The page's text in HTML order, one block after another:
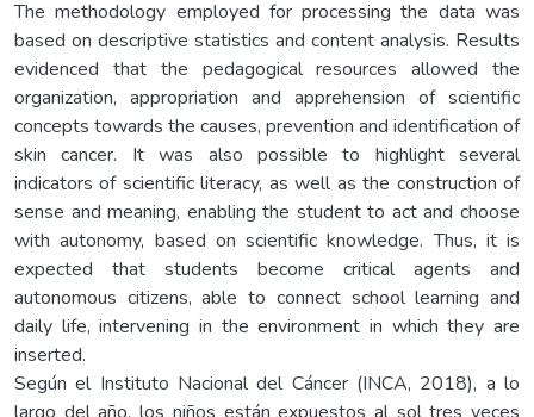
The methodology employed for processing the data was
based on descriptive statistics and content analysis. Results
evidenced that the pedagogical resources allowed the
organization, appropriation and apprehension of scientific
concepts towards the causes, prevention and identification of
skin cancer. It was also possible to highlight several
indicators of scientific literacy, as well as the construction of
sense and meaning, enabling the student to act and choose
with autonomy, based on scientific knowledge. Thus, it is
expected that students become critical agents and
autonomous citizens, able to connect school learning and
daily life, intervening in the environment in which they are
inserted.
Según el Instituto Nacional del Cáncer (INCA, 2018), a lo